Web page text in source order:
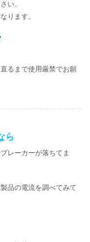
い。
ります。
るまで使用厳禁でお願
ら
レーカーが落ちてま
品の電流を調べてみて